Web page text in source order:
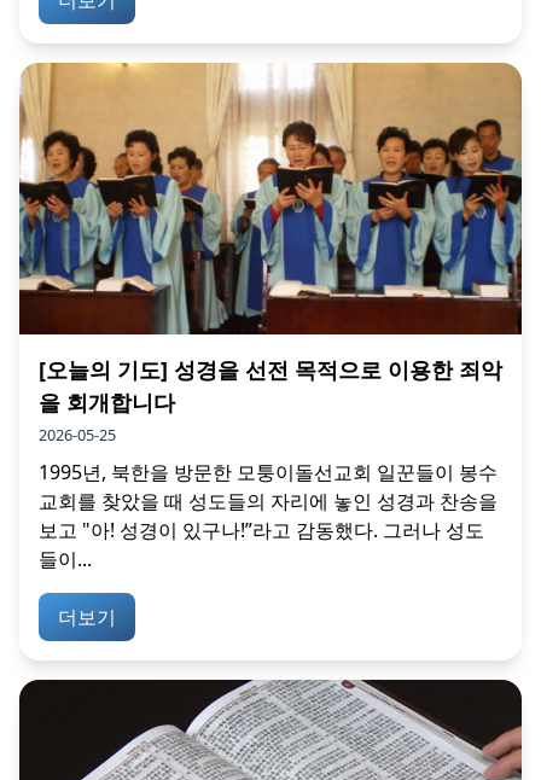
[오늘의 기도] 성경을 선전 목적으로 이용한 죄악
을 회개합니다
2026-05-25
1995년, 북한을 방문한 모퉁이돌선교회 일꾼들이 봉수
교회를 찾았을 때 성도들의 자리에 놓인 성경과 찬송을
보고 "아! 성경이 있구나!”라고 감동했다. 그러나 성도
들이...
더보기